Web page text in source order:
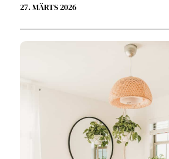
27. MÄRTS 2026